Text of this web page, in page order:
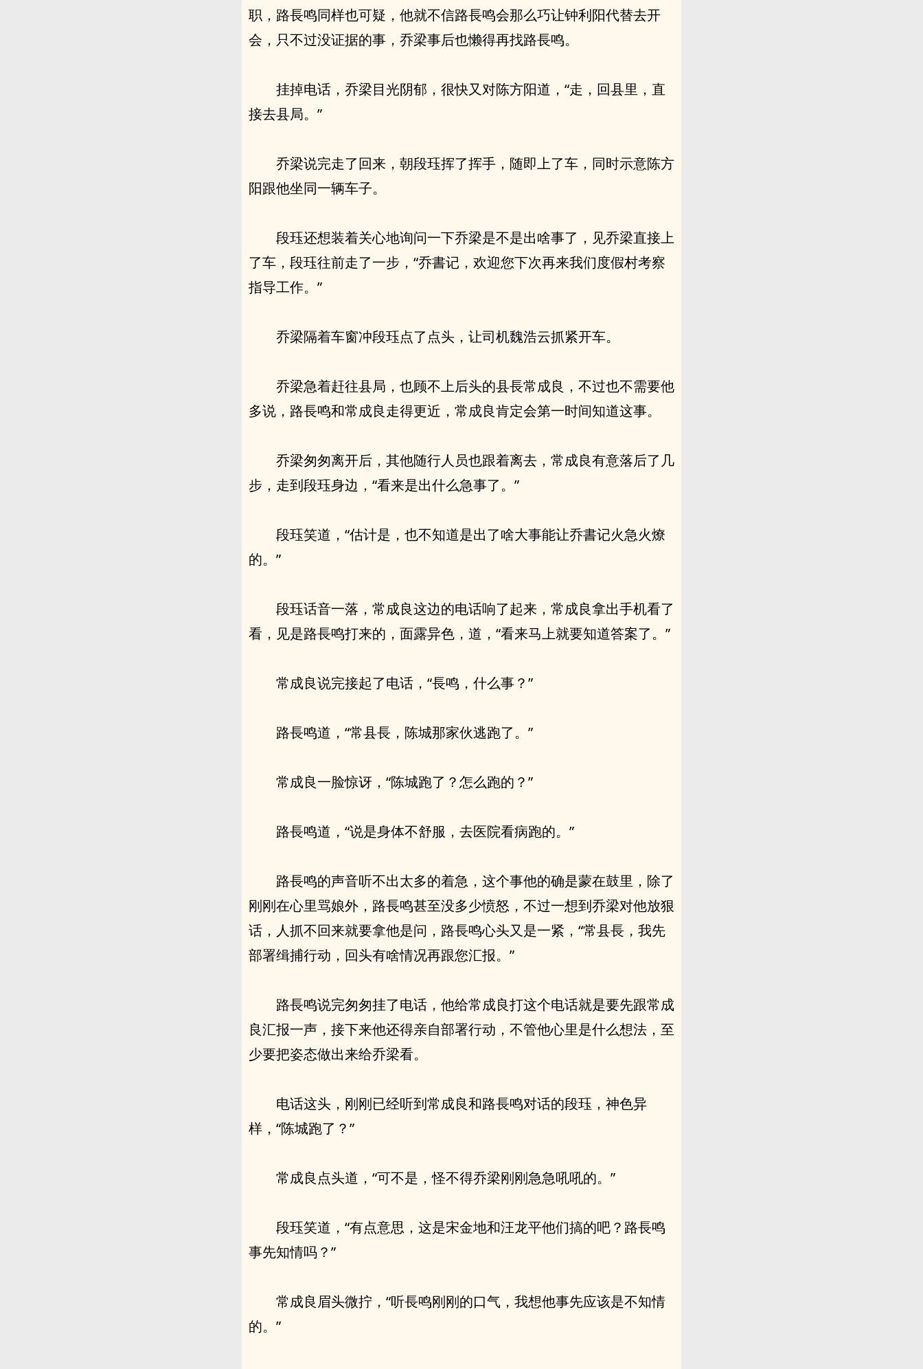
职，路長鸣同样也可疑，他就不信路長鸣会那么巧让钟利阳代替去开
会，只不过没证据的事，乔梁事后也懒得再找路長鸣。
挂掉电话，乔梁目光阴郁，很快又对陈方阳道，“走，回县里，直
接去县局。”
乔梁说完走了回来，朝段珏挥了挥手，随即上了车，同时示意陈方
阳跟他坐同一辆车子。
段珏还想装着关心地询问一下乔梁是不是出啥事了，见乔梁直接上
了车，段珏往前走了一步，“乔書记，欢迎您下次再来我们度假村考察
指导工作。”
乔梁隔着车窗冲段珏点了点头，让司机魏浩云抓紧开车。
乔梁急着赶往县局，也顾不上后头的县長常成良，不过也不需要他
多说，路長鸣和常成良走得更近，常成良肯定会第一时间知道这事。
乔梁匆匆离开后，其他随行人员也跟着离去，常成良有意落后了几
步，走到段珏身边，“看来是出什么急事了。”
段珏笑道，“估计是，也不知道是出了啥大事能让乔書记火急火燎
的。”
段珏话音一落，常成良这边的电话响了起来，常成良拿出手机看了
看，见是路長鸣打来的，面露异色，道，“看来马上就要知道答案了。”
常成良说完接起了电话，“長鸣，什么事？”
路長鸣道，“常县長，陈城那家伙逃跑了。”
常成良一脸惊讶，“陈城跑了？怎么跑的？”
路長鸣道，“说是身体不舒服，去医院看病跑的。”
路長鸣的声音听不出太多的着急，这个事他的确是蒙在鼓里，除了
刚刚在心里骂娘外，路長鸣甚至没多少愤怒，不过一想到乔梁对他放狠
话，人抓不回来就要拿他是问，路長鸣心头又是一紧，“常县長，我先
部署缉捕行动，回头有啥情况再跟您汇报。”
路長鸣说完匆匆挂了电话，他给常成良打这个电话就是要先跟常成
良汇报一声，接下来他还得亲自部署行动，不管他心里是什么想法，至
少要把姿态做出来给乔梁看。
电话这头，刚刚已经听到常成良和路長鸣对话的段珏，神色异
样，“陈城跑了？”
常成良点头道，“可不是，怪不得乔梁刚刚急急吼吼的。”
段珏笑道，“有点意思，这是宋金地和汪龙平他们搞的吧？路長鸣
事先知情吗？”
常成良眉头微拧，“听長鸣刚刚的口气，我想他事先应该是不知情
的。”